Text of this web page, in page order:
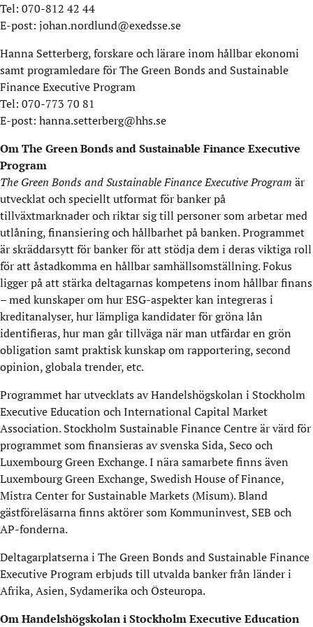
Tel: 070-812 42 44
E-post: johan.nordlund@exedsse.se
Hanna Setterberg, forskare och lärare inom hållbar ekonomi
samt programledare för The Green Bonds and Sustainable
Finance Executive Program
Tel: 070-773 70 81
E-post: hanna.setterberg@hhs.se
Om The Green Bonds and Sustainable Finance Executive
Program
The Green Bonds and Sustainable Finance Executive Program är
utvecklat och speciellt utformat för banker på
tillväxtmarknader och riktar sig till personer som arbetar med
utlåning, finansiering och hållbarhet på banken. Programmet
är skräddarsytt för banker för att stödja dem i deras viktiga roll
för att åstadkomma en hållbar samhällsomställning. Fokus
ligger på att stärka deltagarnas kompetens inom hållbar finans
– med kunskaper om hur ESG-aspekter kan integreras i
kreditanalyser, hur lämpliga kandidater för gröna lån
identifieras, hur man går tillväga när man utfärdar en grön
obligation samt praktisk kunskap om rapportering, second
opinion, globala trender, etc.
Programmet har utvecklats av Handelshögskolan i Stockholm
Executive Education och International Capital Market
Association. Stockholm Sustainable Finance Centre är värd för
programmet som finansieras av svenska Sida, Seco och
Luxembourg Green Exchange. I nära samarbete finns även
Luxembourg Green Exchange, Swedish House of Finance,
Mistra Center for Sustainable Markets (Misum). Bland
gästföreläsarna finns aktörer som Kommuninvest, SEB och
AP-fonderna.
Deltagarplatserna i The Green Bonds and Sustainable Finance
Executive Program erbjuds till utvalda banker från länder i
Afrika, Asien, Sydamerika och Östeuropa.
Om Handelshögskolan i Stockholm Executive Education